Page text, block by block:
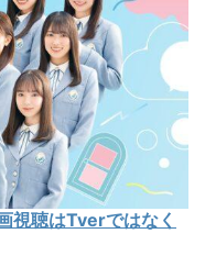
視聴はTverではなく